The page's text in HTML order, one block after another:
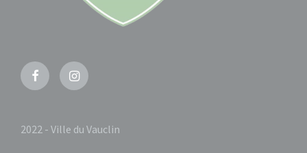
FacebookInstagram
2022 - Ville du Vauclin